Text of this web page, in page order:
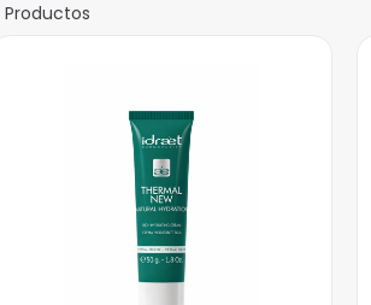
Productos